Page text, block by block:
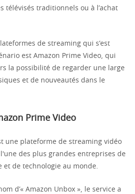
télévisés traditionnels ou à l’achat
de streaming qui s’est
est Amazon Prime Video, qui
la possibilité de regarder une large
et de nouveautés dans le
Prime Video
une plateforme de streaming vidéo
des plus grandes entreprises de
et de technologie au monde.
d’« Amazon Unbox », le service a